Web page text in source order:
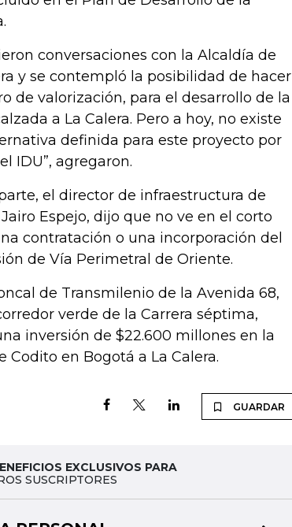
conversaciones con la Alcaldía de
y se contempló la posibilidad de hacer
de valorización, para el desarrollo de la
a La Calera. Pero a hoy, no existe
definida para este proyecto por
IDU”, agregaron.
el director de infraestructura de
Espejo, dijo que no ve en el corto
contratación o una incorporación del
de Vía Perimetral de Oriente.
de Transmilenio de la Avenida 68,
verde de la Carrera séptima,
inversión de $22.600 millones en la
Codito en Bogotá a La Calera.
GUARDAR
EXCLUSIVOS PARA
SUSCRIPTORES